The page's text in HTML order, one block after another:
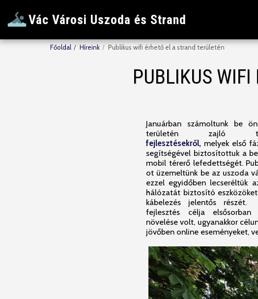
Vác Városi Uszoda és Strand
Főoldal Híreink Publikus wifi érhető el a strand területén
PUBLIKUS WIFI
Januárban számoltunk be
területén zajló
fejlesztésekről, melyek első
segítségével biztosítottuk a
mobil térerő lefedettségét.
ot üzemeltünk be az uszoda
ezzel egyidőben lecseréltük
hálózatát biztosító
kábelezés jelentős
fejlesztés célja elsősorban
növelése volt, ugyanakkor
jövőben online eseményeket,